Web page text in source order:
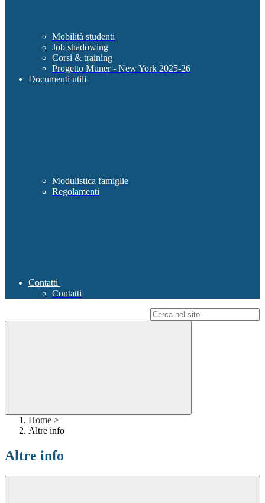
Mobilità studenti
Job shadowing
Corsi & training
Progetto Muner - New York 2025-26
Documenti utili
Modulistica famiglie
Regolamenti
Contatti
Contatti
Home >
Altre info
Altre info